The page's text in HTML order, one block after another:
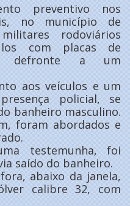
preventivo nos
no município de
rodoviários
com placas de
defronte a um
aos veículos e um
policial, se
banheiro masculino.
foram abordados e
testemunha, foi
saído do banheiro.
abaixo da janela,
calibre 32, com